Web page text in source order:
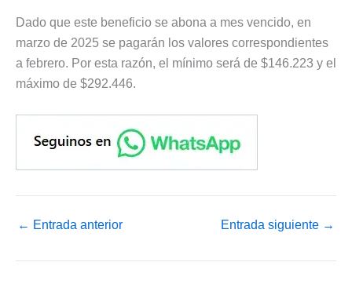
Dado que este beneficio se abona a mes vencido, en
marzo de 2025 se pagarán los valores correspondientes
a febrero. Por esta razón, el mínimo será de $146.223 y el
máximo de $292.446.
← Entrada anterior Entrada siguiente →